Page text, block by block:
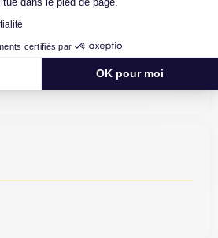
certifiés par
OK pour moi
iPhone 15 pro max d’un état comme
Je suis très content de mon achat et